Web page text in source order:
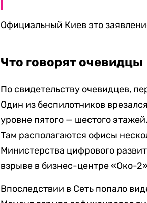
Официальный Киев это
Что говорят очевидцы
По свидетельству очевидцев,
Один из беспилотников
уровне пятого — шестого
Там располагаются офисы
Министерства цифрового
взрыве в бизнес-центре «Око-
Впоследствии в Сеть попало